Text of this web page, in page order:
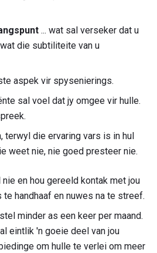
... wat sal verseker dat u
die subtiliteite van u
aspek vir spysenierings.
sal voel dat jy omgee vir hulle.
terwyl die ervaring vars is in hul
weet nie, nie goed presteer nie.
en hou gereeld kontak met jou
handhaaf en nuwes na te streef.
minder as een keer per maand.
eintlik 'n goeie deel van jou
om hulle te verlei om meer